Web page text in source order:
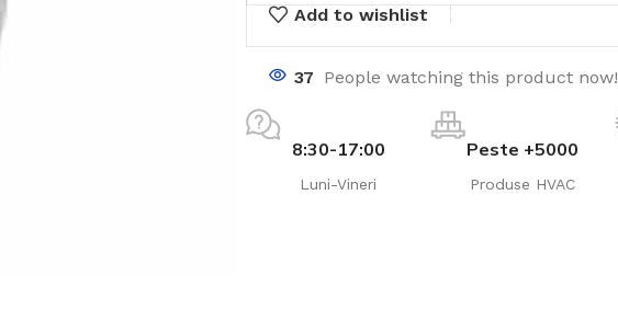
Add to wishlist
37 People watching this product now!
8:30-17:00
Luni-Vineri
Peste +5000
Produse HVAC